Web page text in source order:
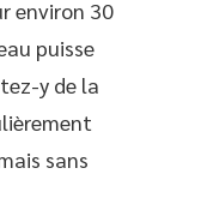
environ 30
puisse
y de la
sans